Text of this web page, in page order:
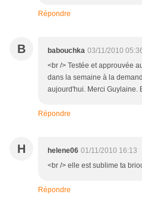
Répondre
B babouchka 03/11/2010
<br /> Testée et approuvée
dans la semaine à la
aujourd'hui. Merci Guylaine.
Répondre
H helene06 01/11/2010 16:13
<br /> elle est sublime ta
Répondre